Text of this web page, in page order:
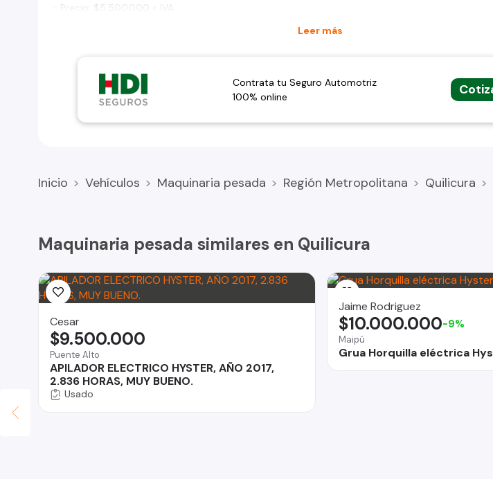
- Precio: $5.500.000 + IVA
Leer más
Contrata tu Seguro Automotriz
100% online
Inicio Vehículos Maquinaria pesada Región Metropolitana Quilicura
Maquinaria pesada similares en Quilicura
Cesar
Puente Alto
APILADOR ELECTRICO HYSTER, AÑO 2017,
2.836 HORAS, MUY BUENO.
$9.500.000
Usado
Jaime Rodriguez
Maipú
Grua Horquilla eléctrica
$10.000.000-9%